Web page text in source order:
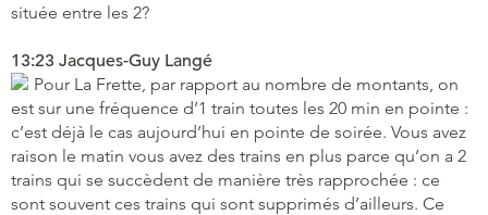
située entre les 2?
13:23 Jacques-Guy Langé
Pour La Frette, par rapport au nombre de montants, on
est sur une fréquence d’1 train toutes les 20 min en pointe :
c’est déjà le cas aujourd’hui en pointe de soirée. Vous avez
raison le matin vous avez des trains en plus parce qu’on a 2
trains qui se succèdent de manière très rapprochée : ce
sont souvent ces trains qui sont supprimés d’ailleurs. Ce